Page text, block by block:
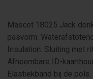
Mascot 18025 Jack
pasvorm.
Insulation. Sluiting met
Afneembare ID-
Elastiekband bij de pols.